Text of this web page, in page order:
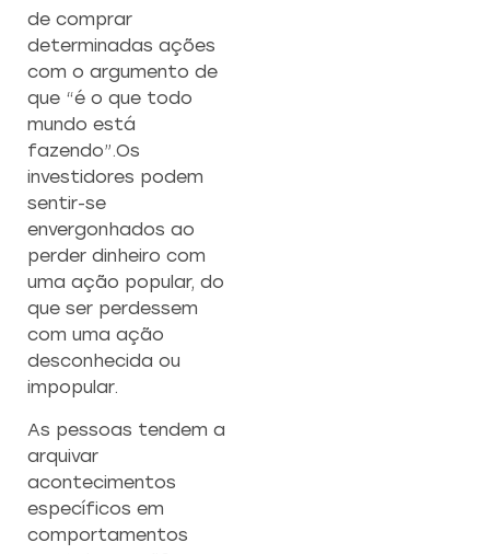
de comprar
determinadas ações
com o argumento de
que “é o que todo
mundo está
fazendo”.Os
investidores podem
sentir-se
envergonhados ao
perder dinheiro com
uma ação popular, do
que ser perdessem
com uma ação
desconhecida ou
impopular.
As pessoas tendem a
arquivar
acontecimentos
específicos em
comportamentos